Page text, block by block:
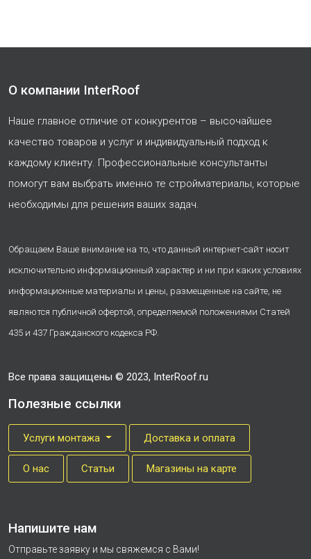
О компании InterRoof
Наше главное отличие от конкурентов – высочайшее
качество товаров и услуг и индивидуальный подход к
каждому клиенту. Профессиональные консультанты
помогут вам выбрать именно те стройматериалы, которые
необходимы для решения ваших задач.
Обращаем Ваше внимание на то, что данный интернет-сайт носит
исключительно информационный характер и ни при каких условиях
информационные материалы и цены, размещенные на сайте, не
являются публичной офертой, определяемой положениями Статей
435 и 437 Гражданского кодекса РФ.
Все права защищены © 2023, InterRoof.ru
Полезные ссылки
Услуги монтажа Доставка и оплата
О нас Cтатьи Магазины на карте
Напишите нам
Отправьте заявку и мы свяжемся с Вами!